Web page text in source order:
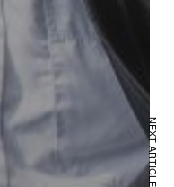
NEXT ARTICLE